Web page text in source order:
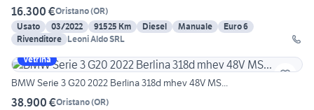
16.300 €Oristano(OR)
Usato
03/2022 91525 Km Diesel Manuale
Euro 6
Rivenditore Leoni Aldo SRL
Vetrina
BMW Serie 3 G20 2022 Berlina 318d mhev 48V MS...
38.900 €Oristano(OR)